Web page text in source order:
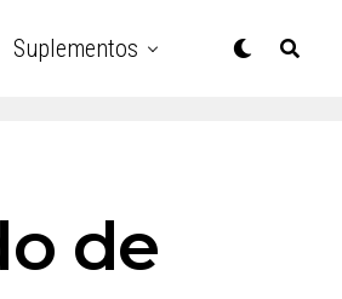
Suplementos
de